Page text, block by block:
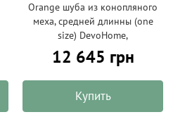
Orange шуба из конопляного
меха, средней длинны (one
size) DevoHome,
12 645 грн
Купить